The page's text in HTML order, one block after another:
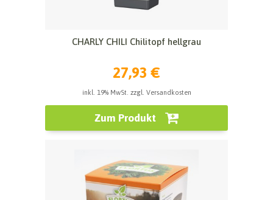
CHARLY CHILI Chilitopf hellgrau
27,93 €
inkl. 19% MwSt. zzgl. Versandkosten
Zum Produkt